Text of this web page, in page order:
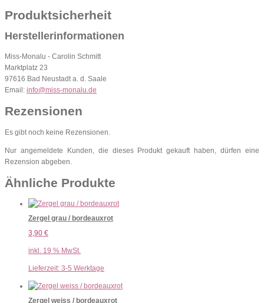
Produktsicherheit
Herstellerinformationen
Miss-Monalu - Carolin Schmitt
Marktplatz 23
97616 Bad Neustadt a. d. Saale
Email: info@miss-monalu.de
Rezensionen
Es gibt noch keine Rezensionen.
Nur angemeldete Kunden, die dieses Produkt gekauft haben, dürfen eine
Rezension abgeben.
Ähnliche Produkte
Zergel grau / bordeauxrot
3,90 €
inkl. 19 % MwSt.
Lieferzeit: 3-5 Werktage
Zergel weiss / bordeauxrot